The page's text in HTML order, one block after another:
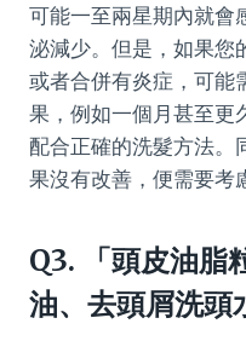
可能一至兩星期內就會
泌減少。但是，如果您
或者合併有炎症，可能
果，例如一個月甚至更
配合正確的洗髮方法。
果沒有改善，便需要考
Q3. 「頭皮油脂
油、去頭屑洗頭